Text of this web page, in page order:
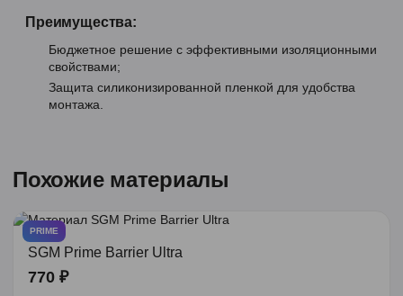
Преимущества:
Бюджетное решение с эффективными изоляционными
свойствами;
Защита силиконизированной пленкой для удобства
монтажа.
Похожие материалы
PRIME
SGM Prime Barrier Ultra
770 ₽